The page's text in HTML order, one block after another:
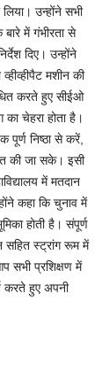
उन्होंने सभी
बारे में गंभीरता से
दिए। उन्होंने
मशीन की
करते हुए सीईओ
का चेहरा होता है।
पूर्ण निष्ठा से करें,
की जा सके। इसी
में मतदान
कहा कि चुनाव में
होती है। संपूर्ण
सहित स्ट्रांग रूम में
सभी प्रशिक्षण में
करते हुए अपनी